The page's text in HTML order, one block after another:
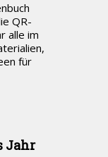
QR-
alle im
für
Jahr